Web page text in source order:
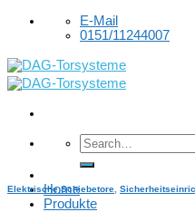
Skip
E-Mail
0151/11244007
Home
Produkte
Elektrische Schiebetore